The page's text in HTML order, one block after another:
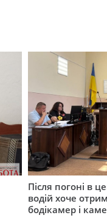
Після погоні в
водій хоче
бодікамер і